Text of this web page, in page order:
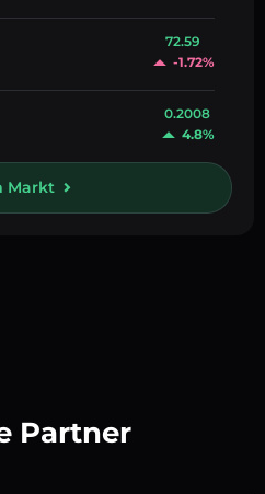
72.59
-1.72%
0.2008
4.8%
Markt
Partner